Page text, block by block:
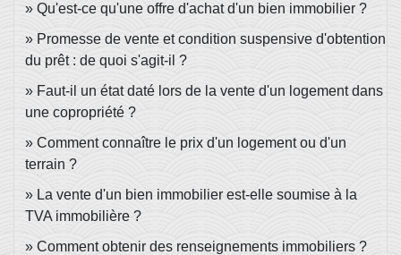
Qu'est-ce qu'une offre d'achat d'un bien immobilier ?
Promesse de vente et condition suspensive d'obtention
du prêt : de quoi s'agit-il ?
Faut-il un état daté lors de la vente d'un logement dans
une copropriété ?
Comment connaître le prix d'un logement ou d'un
terrain ?
La vente d'un bien immobilier est-elle soumise à la
TVA immobilière ?
Comment obtenir des renseignements immobiliers ?